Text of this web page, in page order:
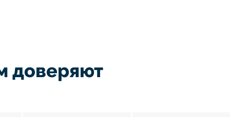
доверяют